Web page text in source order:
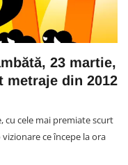
23 martie,
metraje din 2012
cu cele mai premiate scurt
ce începe la ora